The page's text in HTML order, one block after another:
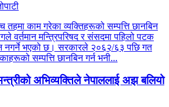
तहमा काम गरेका व्यक्तिहरूको सम्पत्ति छानबिन
वर्तमान मन्त्रिपरिषद र संसदमा पहिलो पटक
नगर्ने भएको छ। सरकारले २०६२/६३ पछि गत
सम्पत्ति छानबिन गर्न भनी...
अभिव्यक्तिले नेपाललाई अझ बलियो